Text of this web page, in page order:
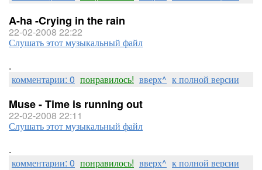
A-ha -Crying in the rain
22-02-2008 22:22
Слушать этот музыкальный файл
.
комментарии: 0 понравилось! вверх^ к полной версии
Muse - Time is running out
22-02-2008 22:11
Слушать этот музыкальный файл
.
комментарии: 0 понравилось! вверх^ к полной версии